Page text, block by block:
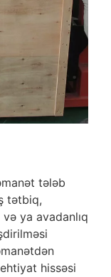
tələb
tətbiq,
ya avadanlıq
ehtiyat hissəsi